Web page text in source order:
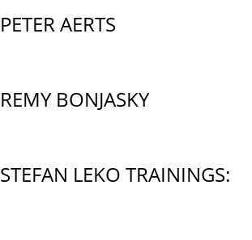
PETER AERTS
REMY BONJASKY
STEFAN LEKO TRAININGS: